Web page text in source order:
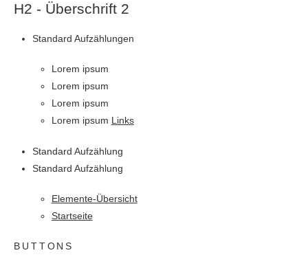
H2 - Überschrift 2
Standard Aufzählungen
Lorem ipsum
Lorem ipsum
Lorem ipsum
Lorem ipsum Links
Standard Aufzählung
Standard Aufzählung
Elemente-Übersicht
Startseite
BUTTONS